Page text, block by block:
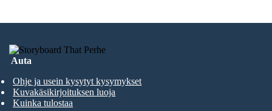
Auta
Ohje ja usein kysytyt kysymykset
Kuvakäsikirjoituksen luoja
Kuinka tulostaa